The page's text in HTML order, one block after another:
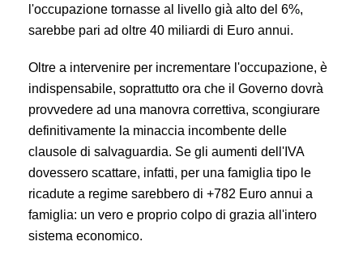
l'occupazione tornasse al livello già alto del 6%,
sarebbe pari ad oltre 40 miliardi di Euro annui.
Oltre a intervenire per incrementare l'occupazione, è
indispensabile, soprattutto ora che il Governo dovrà
provvedere ad una manovra correttiva, scongiurare
definitivamente la minaccia incombente delle
clausole di salvaguardia. Se gli aumenti dell'IVA
dovessero scattare, infatti, per una famiglia tipo le
ricadute a regime sarebbero di +782 Euro annui a
famiglia: un vero e proprio colpo di grazia all'intero
sistema economico.